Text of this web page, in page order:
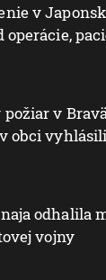
v
operácie,
požiar v
obci
odhalila
vojny